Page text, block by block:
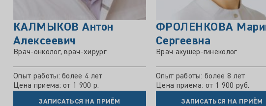
КАЛМЫКОВ Антон
Алексеевич
Врач-онколог, врач-хирург
Опыт работы: более 4 лет
Цена приема: от 1 900 р.
ЗАПИСАТЬСЯ НА ПРИЁМ
ФРОЛЕНКОВА
Сергеевна
Врач акушер-гинеколог
Опыт работы: более 8 лет
Цена приема: от 1 900 руб.
ЗАПИСАТЬСЯ НА ПРИЁМ